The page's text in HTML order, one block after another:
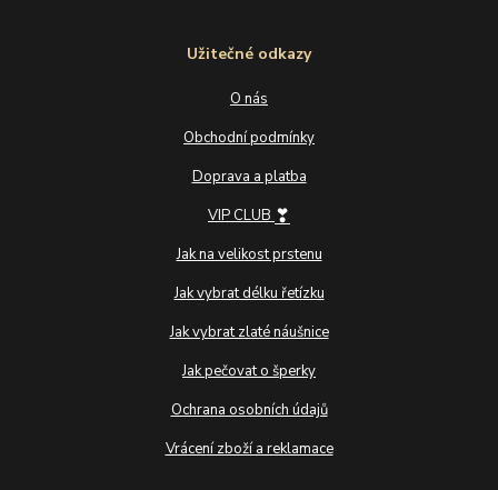
Užitečné odkazy
O nás
Obchodní podmínky
Doprava a platba
VIP CLUB ❣
Jak na velikost prstenu
Jak vybrat délku řetízku
Jak vybrat zlaté náušnice
Jak pečovat o šperky
Ochrana osobních údajů
Vrácení zboží a reklamace